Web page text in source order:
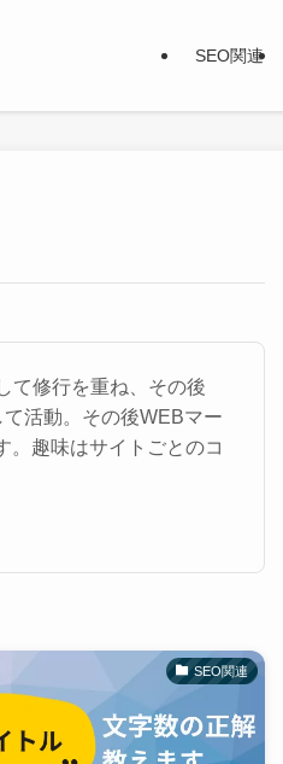
SEO関連
て修行を重ね、その後
活動。その後WEBマー
。趣味はサイトごとのコ
SEO関連